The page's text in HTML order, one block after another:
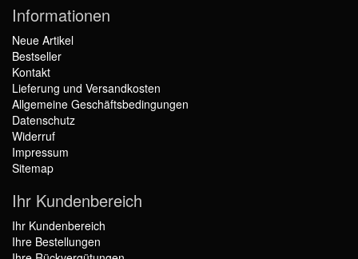
Informationen
Neue Artikel
Bestseller
Kontakt
Lieferung und Versandkosten
Allgemeine Geschäftsbedingungen
Datenschutz
Widerruf
Impressum
Sitemap
Ihr Kundenbereich
Ihr Kundenbereich
Ihre Bestellungen